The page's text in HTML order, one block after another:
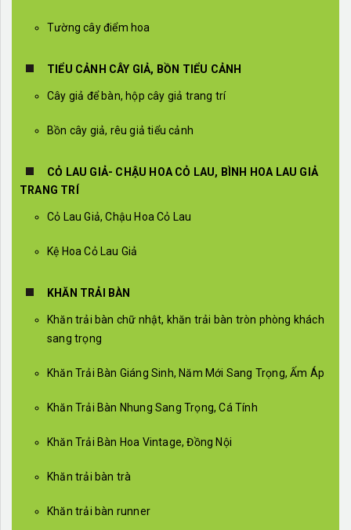
Tường cây điểm hoa
TIỂU CẢNH CÂY GIẢ, BỒN TIỂU CẢNH
Cây giả để bàn, hộp cây giả trang trí
Bồn cây giả, rêu giả tiểu cảnh
CỎ LAU GIẢ- CHẬU HOA CỎ LAU, BÌNH HOA LAU GIẢ
TRANG TRÍ
Cỏ Lau Giả, Chậu Hoa Cỏ Lau
Kệ Hoa Cỏ Lau Giả
KHĂN TRẢI BÀN
Khăn trải bàn chữ nhật, khăn trải bàn tròn phòng khách
sang trọng
Khăn Trải Bàn Giáng Sinh, Năm Mới Sang Trọng, Ấm Áp
Khăn Trải Bàn Nhung Sang Trọng, Cá Tính
Khăn Trải Bàn Hoa Vintage, Đồng Nội
Khăn trải bàn trà
Khăn trải bàn runner